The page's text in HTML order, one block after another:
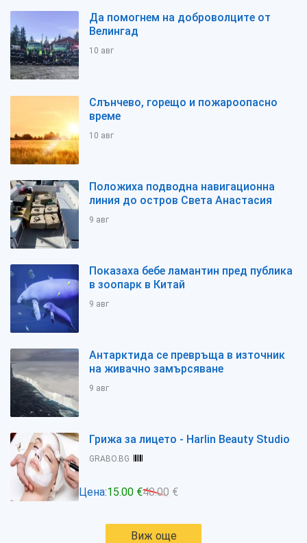
Да помогнем на доброволците от
Велингад
10 авг
Слънчево, горещо и пожароопасно
време
10 авг
Положиха подводна навигационна
линия до остров Света Анастасия
9 авг
Показаха бебе ламантин пред публика
в зоопарк в Китай
9 авг
Антарктида се превръща в източник
на живачно замърсяване
9 авг
Грижа за лицето - Harlin Beauty Studio
GRABO.BG
Цена:15.00 €40.00 €
Виж още